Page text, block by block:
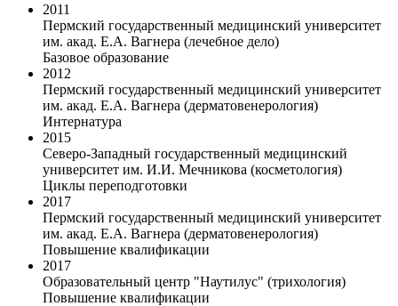
2011
Пермский государственный медицинский университет
им. акад. Е.А. Вагнера (лечебное дело)
Базовое образование
2012
Пермский государственный медицинский университет
им. акад. Е.А. Вагнера (дерматовенерология)
Интернатура
2015
Северо-Западный государственный медицинский
университет им. И.И. Мечникова (косметология)
Циклы переподготовки
2017
Пермский государственный медицинский университет
им. акад. Е.А. Вагнера (дерматовенерология)
Повышение квалификации
2017
Образовательный центр "Наутилус" (трихология)
Повышение квалификации